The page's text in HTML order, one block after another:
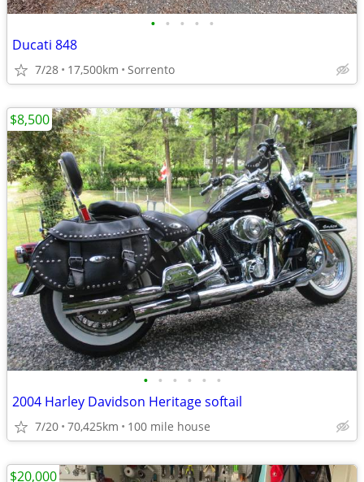
• • • • •
Ducati 848
7/28 17,500km Sorrento
• • • • • •
2004 Harley Davidson Heritage softail
7/20 70,425km 100 mile house
$8,500
$20,000